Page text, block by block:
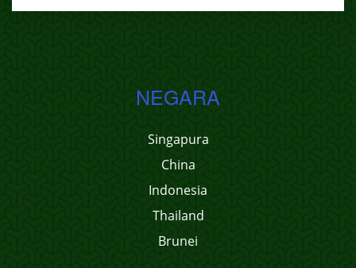
NEGARA
Singapura
China
Indonesia
Thailand
Brunei